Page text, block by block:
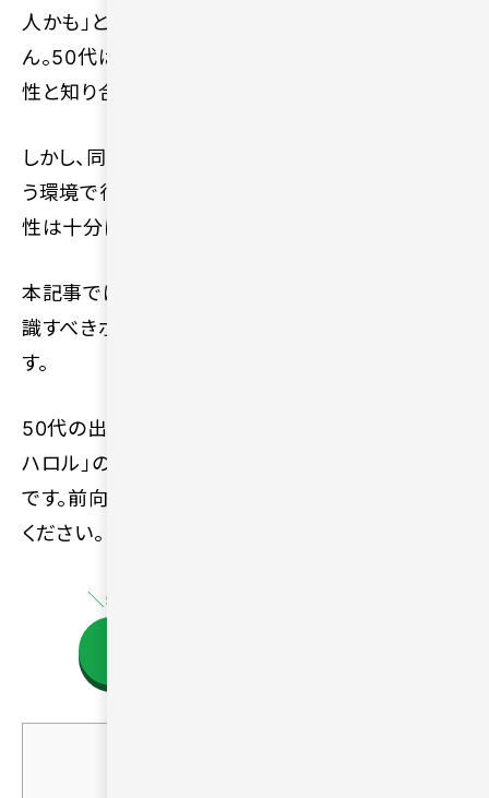
人かも」と、悩みを抱えている方は少なくありませ
ん。50代は仕事や生活が落ち着く一方で、新しい異
性と知り合う機会が大きく減る時期です。
しかし、同世代向けのサービスを活用し、自分に合
う環境で行動すれば、新しい出会いにつながる可能
性は十分にあります。
本記事では、50代の出会いで感じやすい不安や意
識すべきポイント、おすすめの出会い方を紹介しま
す。
50代の出会いに不安を感じているなら、まずは「ハ
ハロル」のようなサービスを検討するのがおすすめ
です。前向きな一歩を踏み出すきっかけを見つけて
ください。
＼50歳以上のためのマッチングアプリ／